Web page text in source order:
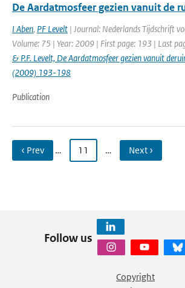
De Aardatmosfeer gezien vanuit de
I Aben, PF Levelt | Journal: Nederlands Tijdschrift
Volume: 75 | Year: 2009 | First page: 193 | Last
& P.F. Levelt, De Aardatmosfeer gezien vanuit
(2009) 193-198
Publication
‹ Prev … 11 … Next ›
Follow us
Copyright